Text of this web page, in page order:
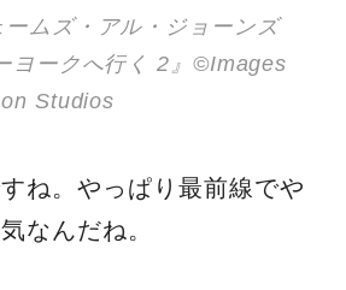
ームズ・アル・ジョーンズ
ヨークへ行く 2』©Images
Studios
すね。やっぱり最前線でや
なんだね。